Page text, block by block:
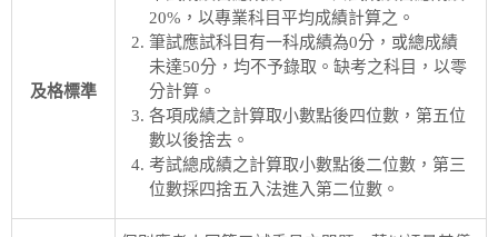
及格標準
20%，以專業科目平均成績計算之。
筆試應試科目有一科成績為0分，或總成績
未達50分，均不予錄取。缺考之科目，以零
分計算。
各項成績之計算取小數點後四位數，第五位
數以後捨去。
考試總成績之計算取小數點後二位數，第三
位數採四捨五入法進入第二位數。